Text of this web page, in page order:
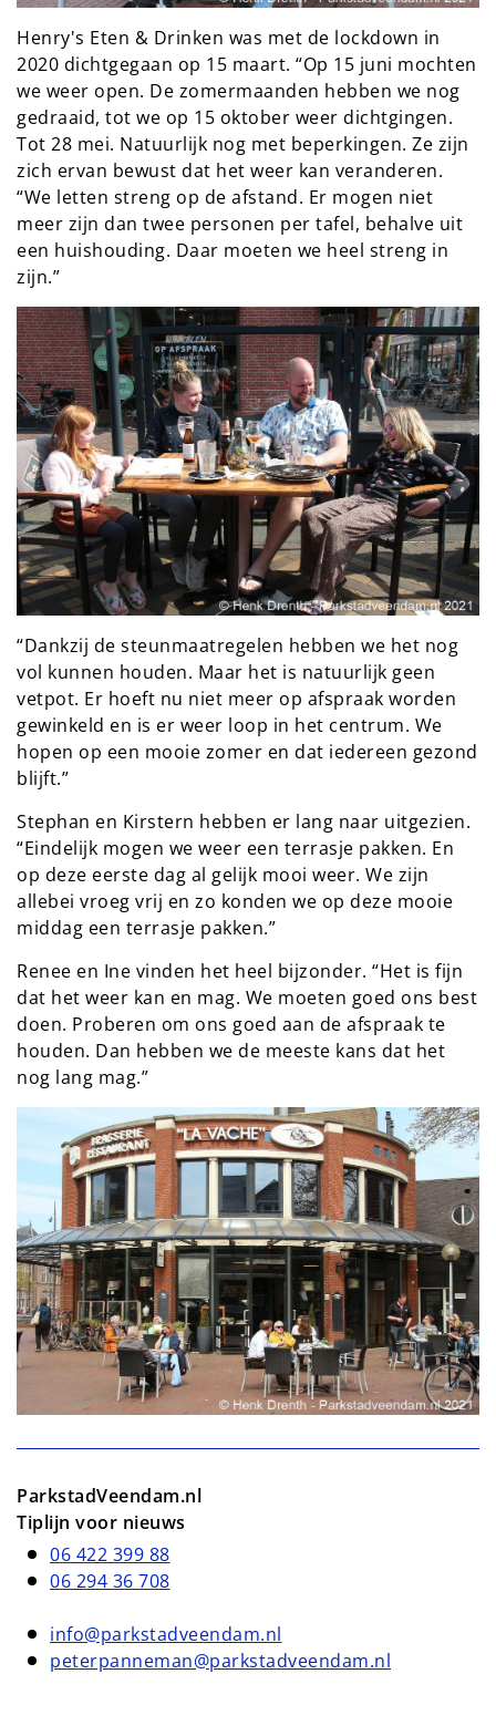
Henry's Eten & Drinken was met de lockdown in
2020 dichtgegaan op 15 maart. “Op 15 juni mochten
we weer open. De zomermaanden hebben we nog
gedraaid, tot we op 15 oktober weer dichtgingen.
Tot 28 mei. Natuurlijk nog met beperkingen. Ze zijn
zich ervan bewust dat het weer kan veranderen.
“We letten streng op de afstand. Er mogen niet
meer zijn dan twee personen per tafel, behalve uit
een huishouding. Daar moeten we heel streng in
zijn.”
“Dankzij de steunmaatregelen hebben we het nog
vol kunnen houden. Maar het is natuurlijk geen
vetpot. Er hoeft nu niet meer op afspraak worden
gewinkeld en is er weer loop in het centrum. We
hopen op een mooie zomer en dat iedereen gezond
blijft.”
Stephan en Kirstern hebben er lang naar uitgezien.
“Eindelijk mogen we weer een terrasje pakken. En
op deze eerste dag al gelijk mooi weer. We zijn
allebei vroeg vrij en zo konden we op deze mooie
middag een terrasje pakken.”
Renee en Ine vinden het heel bijzonder. “Het is fijn
dat het weer kan en mag. We moeten goed ons best
doen. Proberen om ons goed aan de afspraak te
houden. Dan hebben we de meeste kans dat het
nog lang mag.”
ParkstadVeendam.nl
Tiplijn voor nieuws
06 422 399 88
06 294 36 708
info@parkstadveendam.nl
peterpanneman@parkstadveendam.nl